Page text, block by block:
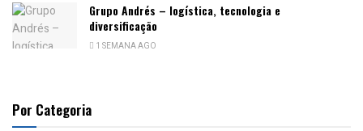
Grupo Andrés – logística, tecnologia e
diversificação
1 SEMANA AGO
Por Categoria